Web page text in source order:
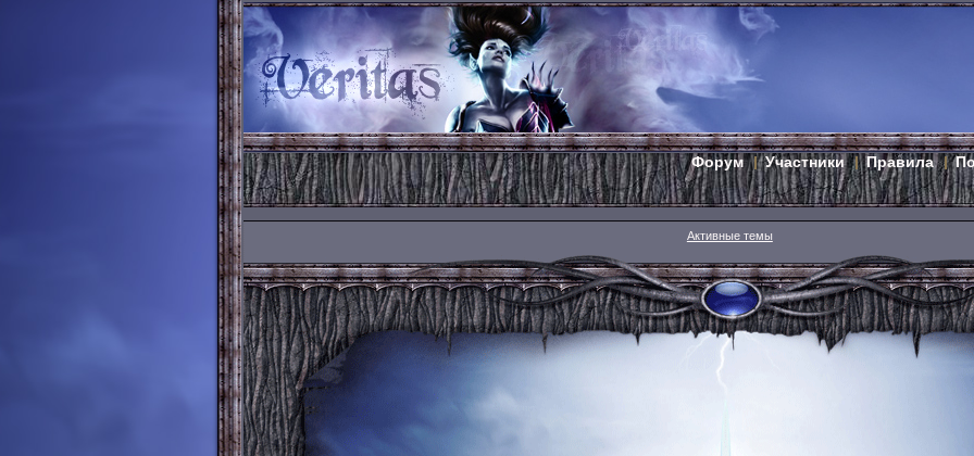
Форум Участники Правила
Активные темы